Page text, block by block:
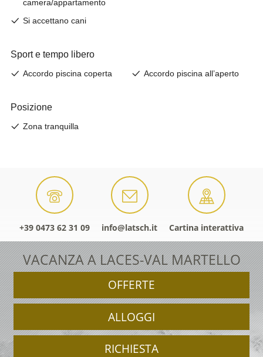
+39 0473 62 31 09 info@latsch.it Cartina interattiva
VACANZA A LACES-VAL MARTELLO
OFFERTE
ALLOGGI
RICHIESTA